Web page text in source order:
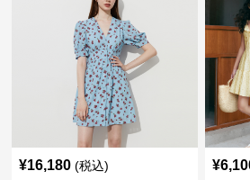
¥16,180 (税込) ¥